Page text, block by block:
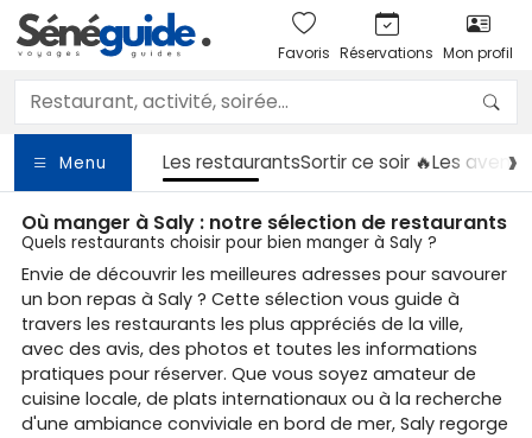
Favoris Réservations Mon profil
Menu Les restaurantsSortirce soir 🔥Les
Où manger à Saly : notre sélection de restaurants
Quels restaurants choisir pour bien manger à Saly ?
Envie de découvrir les meilleures adresses pour savourer
un bon repas à Saly ? Cette sélection vous guide à
travers les restaurants les plus appréciés de la ville,
avec des avis, des photos et toutes les informations
pratiques pour réserver. Que vous soyez amateur de
cuisine locale, de plats internationaux ou à la recherche
d'une ambiance conviviale en bord de mer, Saly regorge